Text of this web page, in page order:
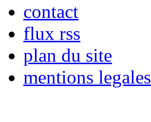
contact
flux rss
plan du site
mentions legales